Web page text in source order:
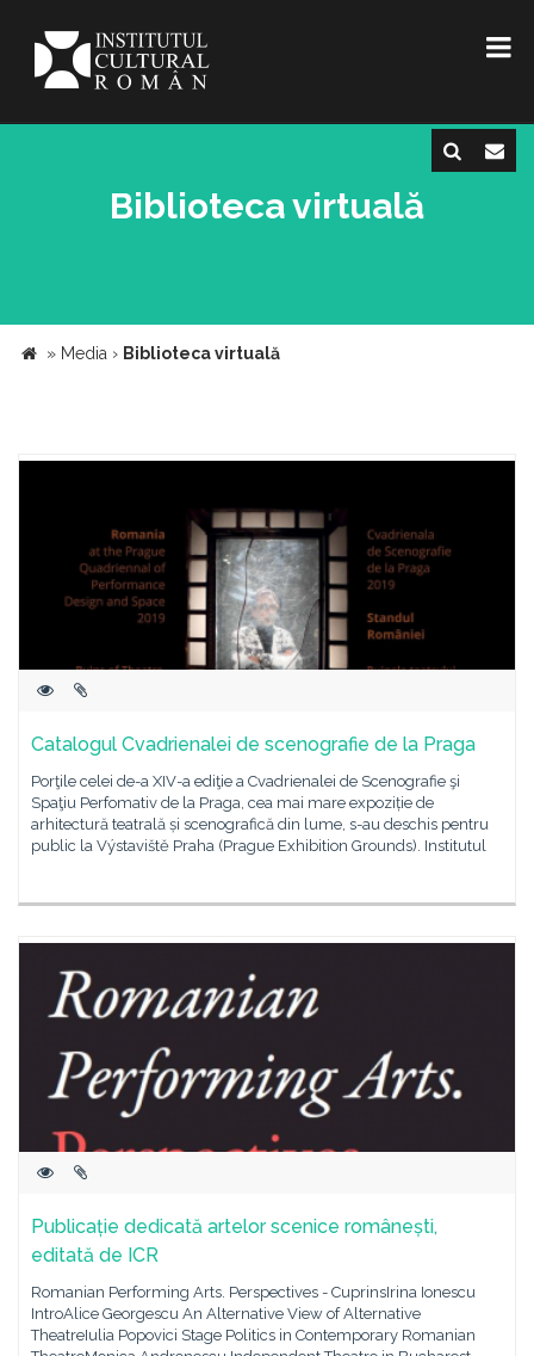
Biblioteca virtuală
» Media › Biblioteca virtuală
Catalogul Cvadrienalei de scenografie de la Praga
Porţile celei de-a XIV-a ediţie a Cvadrienalei de Scenografie şi
Spaţiu Perfomativ de la Praga, cea mai mare expoziție de
arhitectură teatrală și scenografică din lume, s-au deschis pentru
public la Výstaviště Praha (Prague Exhibition Grounds). Institutul
Publicație dedicată artelor scenice românești,
editată de ICR
Romanian Performing Arts. Perspectives - CuprinsIrina Ionescu
IntroAlice Georgescu An Alternative View of Alternative
TheatreIulia Popovici Stage Politics in Contemporary Romanian